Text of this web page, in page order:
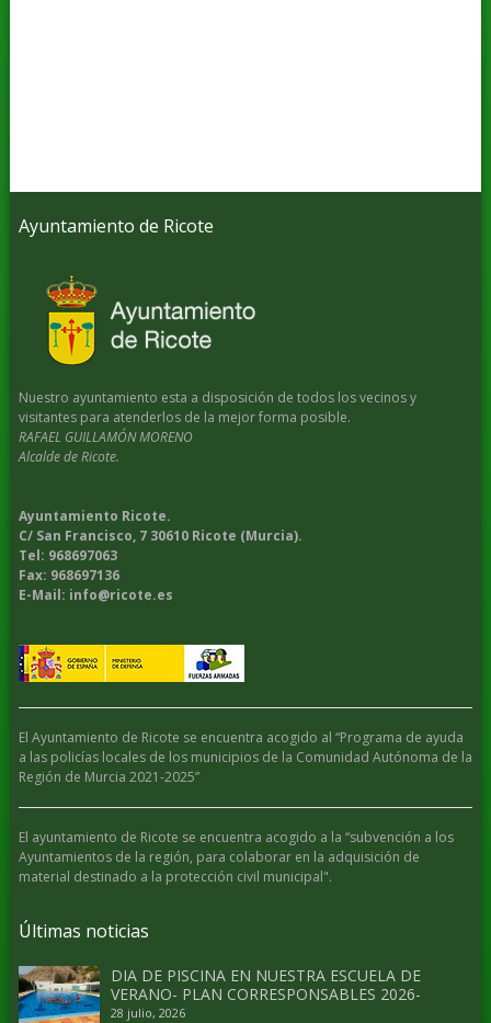
Ayuntamiento de Ricote
Nuestro ayuntamiento esta a disposición de todos los vecinos y
visitantes para atenderlos de la mejor forma posible.
RAFAEL GUILLAMÓN MORENO
Alcalde de Ricote.
Ayuntamiento Ricote.
C/ San Francisco, 7 30610 Ricote (Murcia).
Tel: 968697063
Fax: 968697136
E-Mail: info@ricote.es
El Ayuntamiento de Ricote se encuentra acogido al “Programa de ayuda
a las policías locales de los municipios de la Comunidad Autónoma de la
Región de Murcia 2021-2025”
El ayuntamiento de Ricote se encuentra acogido a la “subvención a los
Ayuntamientos de la región, para colaborar en la adquisición de
material destinado a la protección civil municipal".
Últimas noticias
DIA DE PISCINA EN NUESTRA ESCUELA DE
VERANO- PLAN CORRESPONSABLES 2026-
28 julio, 2026